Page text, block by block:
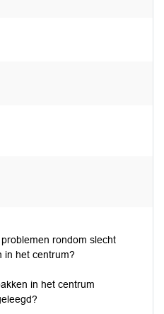
rondom slecht
in het centrum?
in het centrum